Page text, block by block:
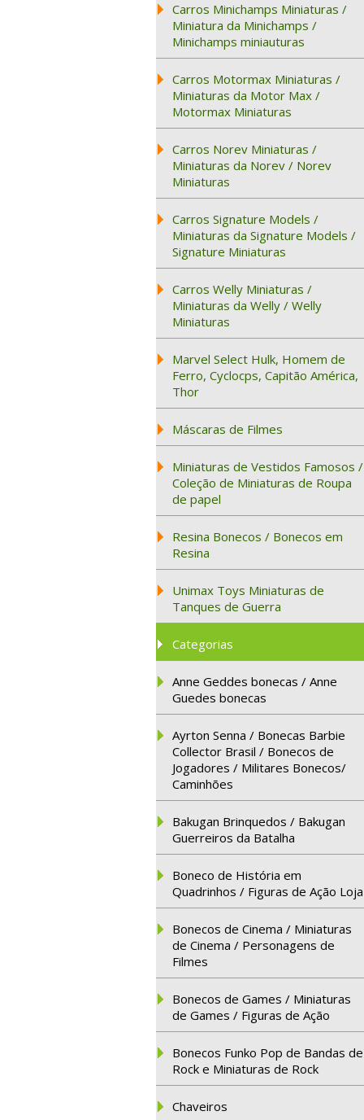
Carros Minichamps Miniaturas /
Miniatura da Minichamps /
Minichamps miniauturas
Carros Motormax Miniaturas /
Miniaturas da Motor Max /
Motormax Miniaturas
Carros Norev Miniaturas /
Miniaturas da Norev / Norev
Miniaturas
Carros Signature Models /
Miniaturas da Signature Models /
Signature Miniaturas
Carros Welly Miniaturas /
Miniaturas da Welly / Welly
Miniaturas
Marvel Select Hulk, Homem de
Ferro, Cyclocps, Capitão América,
Thor
Máscaras de Filmes
Miniaturas de Vestidos Famosos /
Coleção de Miniaturas de Roupa
de papel
Resina Bonecos / Bonecos em
Resina
Unimax Toys Miniaturas de
Tanques de Guerra
Categorias
Anne Geddes bonecas / Anne
Guedes bonecas
Ayrton Senna / Bonecas Barbie
Collector Brasil / Bonecos de
Jogadores / Militares Bonecos/
Caminhões
Bakugan Brinquedos / Bakugan
Guerreiros da Batalha
Boneco de História em
Quadrinhos / Figuras de Ação Loja
Bonecos de Cinema / Miniaturas
de Cinema / Personagens de
Filmes
Bonecos de Games / Miniaturas
de Games / Figuras de Ação
Bonecos Funko Pop de Bandas de
Rock e Miniaturas de Rock
Chaveiros